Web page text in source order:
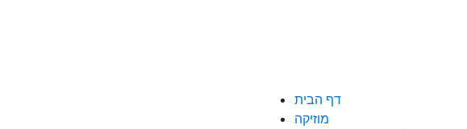
דף הבית
מוזיקה